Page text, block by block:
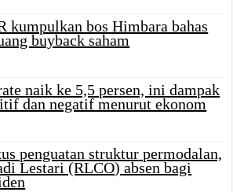
kumpulkan bos Himbara bahas
buyback saham
naik ke 5,5 persen, ini dampak
dan negatif menurut ekonom
penguatan struktur permodalan,
Lestari (RLCO) absen bagi